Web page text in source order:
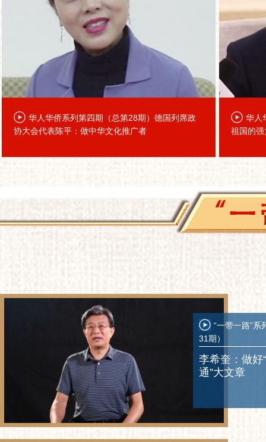
华人华侨系列第四期（总第28期）德国列席政
协大会代表陈平：做中华文化推广者
华人
祖国的
“一带一路”系
31期）
李希奎：做好
通”大文章